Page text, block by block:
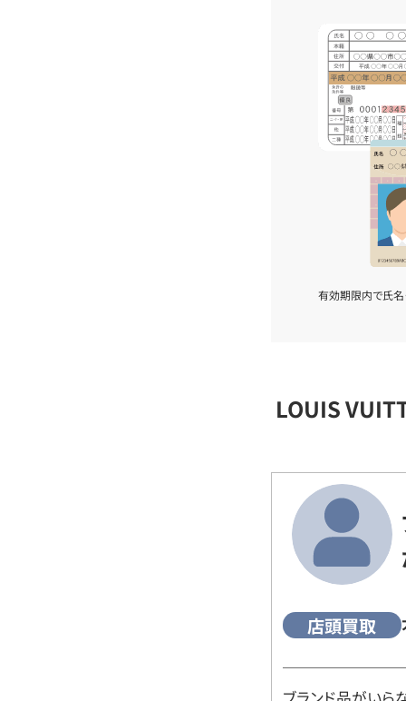
有効期限内で氏名
LOUIS
店頭買取